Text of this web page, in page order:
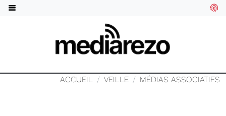
ACCUEIL VEILLE MÉDIAS ASSOCIATIFS